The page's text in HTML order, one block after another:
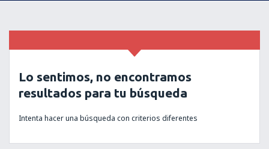
Lo sentimos, no encontramos
resultados para tu búsqueda
Intenta hacer una búsqueda con criterios diferentes